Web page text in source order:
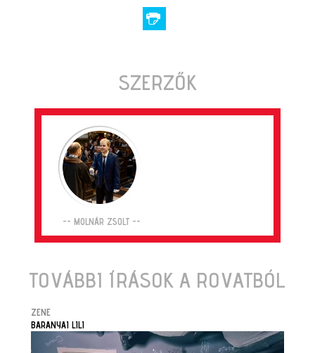
SZERZŐK
-- MOLNÁR ZSOLT --
TOVÁBBI ÍRÁSOK A ROVATBÓL
ZENE
BARANYAI LILI